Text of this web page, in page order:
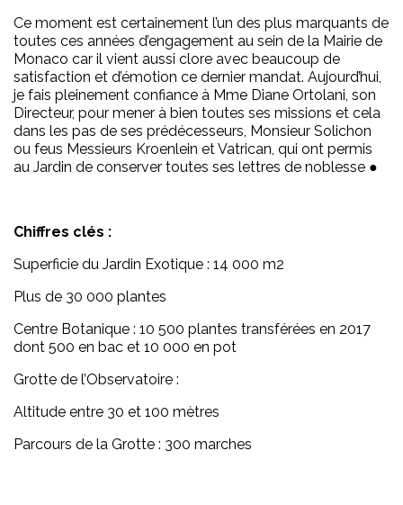
Ce moment est certainement l’un des plus marquants de
toutes ces années d’engagement au sein de la Mairie de
Monaco car il vient aussi clore avec beaucoup de
satisfaction et d’émotion ce dernier mandat. Aujourd’hui,
je fais pleinement confiance à Mme Diane Ortolani, son
Directeur, pour mener à bien toutes ses missions et cela
dans les pas de ses prédécesseurs, Monsieur Solichon
ou feus Messieurs Kroenlein et Vatrican, qui ont permis
au Jardin de conserver toutes ses lettres de noblesse ●
Chiffres clés :
Superficie du Jardin Exotique : 14 000 m2
Plus de 30 000 plantes
Centre Botanique : 10 500 plantes transférées en 2017
dont 500 en bac et 10 000 en pot
Grotte de l’Observatoire :
Altitude entre 30 et 100 mètres
Parcours de la Grotte : 300 marches